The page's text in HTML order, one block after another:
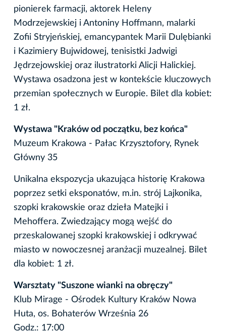
pionierek farmacji, aktorek Heleny
Modrzejewskiej i Antoniny Hoffmann, malarki
Zofii Stryjeńskiej, emancypantek Marii Dulębianki
i Kazimiery Bujwidowej, tenisistki Jadwigi
Jędrzejowskiej oraz ilustratorki Alicji Halickiej.
Wystawa osadzona jest w kontekście kluczowych
przemian społecznych w Europie. Bilet dla kobiet:
1 zł.
Wystawa "Kraków od początku, bez końca"
Muzeum Krakowa - Pałac Krzysztofory, Rynek
Główny 35
Unikalna ekspozycja ukazująca historię Krakowa
poprzez setki eksponatów, m.in. strój Lajkonika,
szopki krakowskie oraz dzieła Matejki i
Mehoffera. Zwiedzający mogą wejść do
przeskalowanej szopki krakowskiej i odkrywać
miasto w nowoczesnej aranżacji muzealnej. Bilet
dla kobiet: 1 zł.
Warsztaty "Suszone wianki na obręczy"
Klub Mirage - Ośrodek Kultury Kraków Nowa
Huta, os. Bohaterów Września 26
Godz.: 17:00